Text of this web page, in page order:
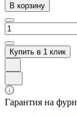
В корзину
Купить в 1 клик
Гарантия на